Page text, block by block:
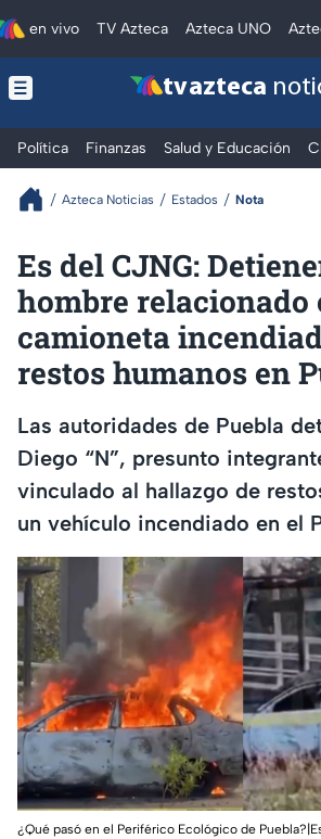
en vivo TV Azteca Azteca UNO
tv azteca
Política Finanzas Salud y Educación
Azteca Noticias Estados Nota
Es del CJNG:
hombre relacionado
camioneta
restos humanos en
Las autoridades de Puebla
Diego “N”, presunto
vinculado al hallazgo de
un vehículo incendiado en el
¿Qué pasó en el Periférico Ecológico de